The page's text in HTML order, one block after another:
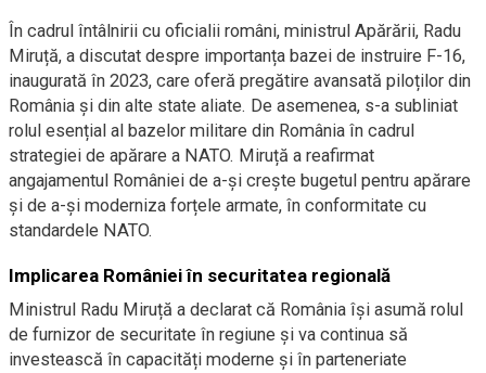
În cadrul întâlnirii cu oficialii români, ministrul Apărării, Radu
Miruță, a discutat despre importanța bazei de instruire F-16,
inaugurată în 2023, care oferă pregătire avansată piloților din
România și din alte state aliate. De asemenea, s-a subliniat
rolul esențial al bazelor militare din România în cadrul
strategiei de apărare a NATO. Miruță a reafirmat
angajamentul României de a-și crește bugetul pentru apărare
și de a-și moderniza forțele armate, în conformitate cu
standardele NATO.
Implicarea României în securitatea regională
Ministrul Radu Miruță a declarat că România își asumă rolul
de furnizor de securitate în regiune și va continua să
investească în capacități moderne și în parteneriate